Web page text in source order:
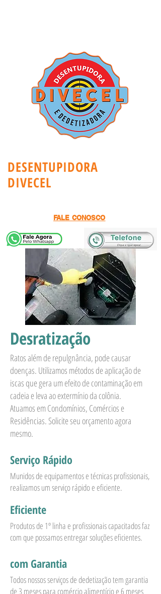
DESENTUPIDORA
DIVECEL
U
FALE CONOSCO
Desratização
Ratos além de repulgnância, pode causar
doenças. Utilizamos métodos de aplicação de
iscas que gera um efeito de contaminação em
cadeia e leva ao extermínio da colônia.
Atuamos em Condomínios, Comércios e
Residências. Solicite seu orçamento agora
mesmo.
Serviço Rápido
Munidos de equipamentos e técnicas profissionais,
realizamos um serviço rápido e eficiente.
Eficiente
Produtos de 1º linha e profissionais capacitados faz
com que possamos entregar soluções eficientes.
com Garantia
Todos nossos serviços de dedetização tem garantia
de 3 meses para comércio alimentício e 6 meses